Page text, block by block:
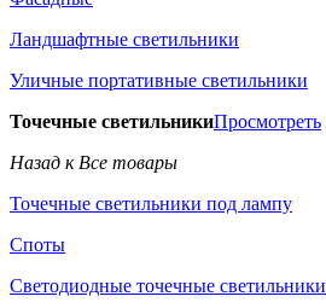
Ландшафтные светильники
Уличные портативные светильники
Точечные светильникиПросмотреть
Назад к Все товары
Точечные светильники под лампу
Споты
Светодиодные точечные светильники